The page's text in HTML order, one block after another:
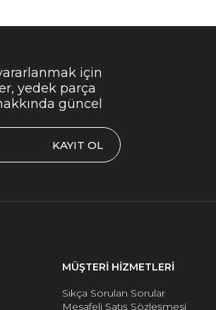
için
yedek parça
güncel
KAYIT OL
MÜŞTERİ HİZMETLERİ
Sıkça Sorulan Sorular
Mesafeli Satış Sözleşmesi